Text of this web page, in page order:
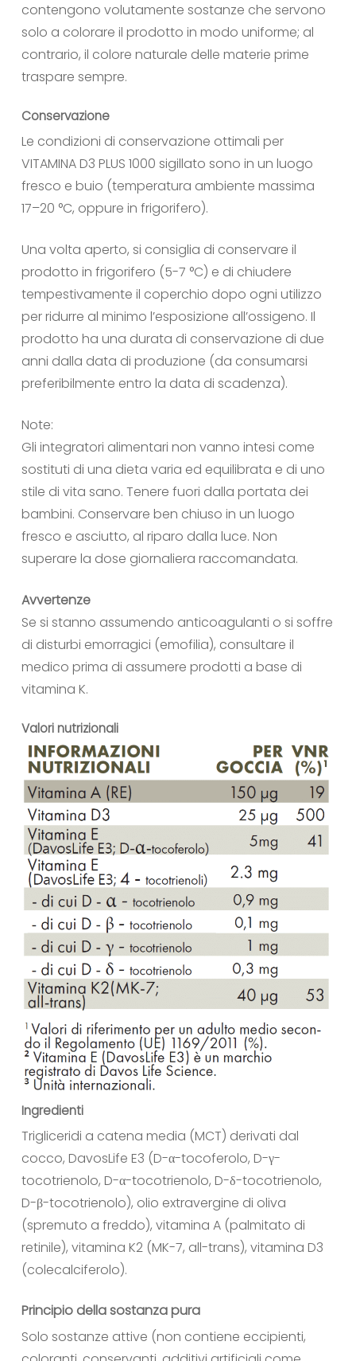
contengono volutamente sostanze che servono
solo a colorare il prodotto in modo uniforme; al
contrario, il colore naturale delle materie prime
traspare sempre.
Conservazione
Le condizioni di conservazione ottimali per
VITAMINA D3 PLUS 1000 sigillato sono in un luogo
fresco e buio (temperatura ambiente massima
17–20 °C, oppure in frigorifero).
Una volta aperto, si consiglia di conservare il
prodotto in frigorifero (5-7 °C) e di chiudere
tempestivamente il coperchio dopo ogni utilizzo
per ridurre al minimo l’esposizione all’ossigeno. Il
prodotto ha una durata di conservazione di due
anni dalla data di produzione (da consumarsi
preferibilmente entro la data di scadenza).
Note:
Gli integratori alimentari non vanno intesi come
sostituti di una dieta varia ed equilibrata e di uno
stile di vita sano. Tenere fuori dalla portata dei
bambini. Conservare ben chiuso in un luogo
fresco e asciutto, al riparo dalla luce. Non
superare la dose giornaliera raccomandata.
Avvertenze
Se si stanno assumendo anticoagulanti o si soffre
di disturbi emorragici (emofilia), consultare il
medico prima di assumere prodotti a base di
vitamina K.
Valori nutrizionali
Ingredienti
Trigliceridi a catena media (MCT) derivati dal
cocco, DavosLife E3 (D-α-tocoferolo, D-γ-
tocotrienolo, D-α-tocotrienolo, D-δ-tocotrienolo,
D-β-tocotrienolo), olio extravergine di oliva
(spremuto a freddo), vitamina A (palmitato di
retinile), vitamina K2 (MK-7, all-trans), vitamina D3
(colecalciferolo).
Principio della sostanza pura
Solo sostanze attive (non contiene eccipienti,